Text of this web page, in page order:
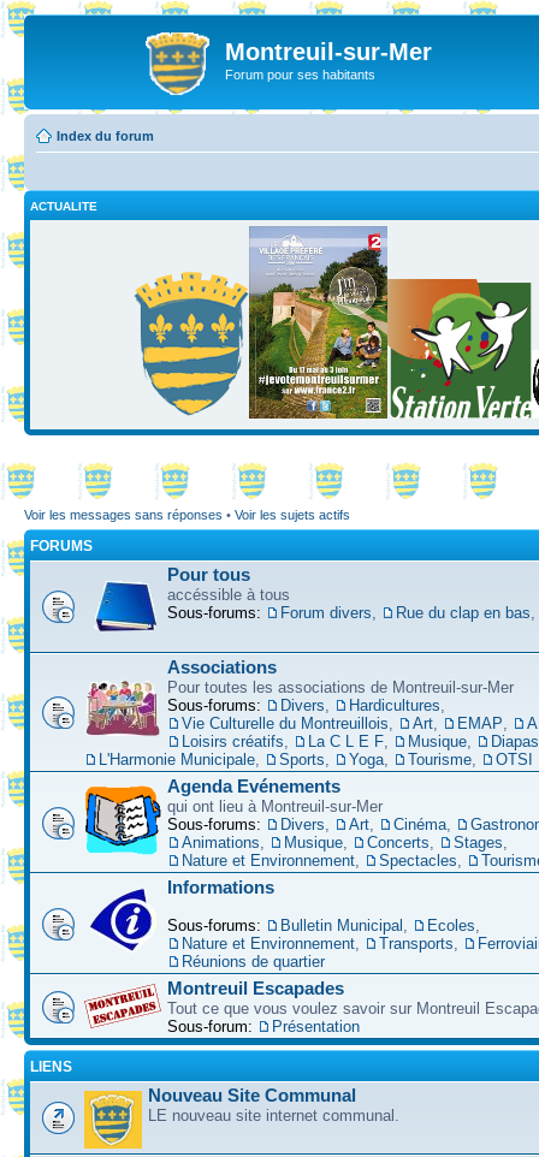
Montreuil-sur-Mer
Forum pour ses habitants
Index du forum
ACTUALITE
Voir les messages sans réponses • Voir les sujets actifs
FORUMS
Pour tous
accéssible à tous
Sous-forums:
Forum divers, Rue du clap en bas,
Associations
Pour toutes les associations de Montreuil-sur-Mer
Sous-forums:
Divers, Hardicultures,
Vie Culturelle du Montreuillois, Art, EMAP,
Loisirs créatifs, La C L E F, Musique,
L'Harmonie Municipale, Sports, Yoga, Tourisme, OTSI
Agenda Evénements
qui ont lieu à Montreuil-sur-Mer
Sous-forums:
Divers, Art, Cinéma,
Animations, Musique, Concerts, Stages,
Nature et Environnement, Spectacles,
Informations
Sous-forums: Bulletin Municipal , Ecoles,
Nature et Environnement, Transports,
Réunions de quartier
Montreuil Escapades
Tout ce que vous voulez savoir sur Montreuil
Sous-forum:
Présentation
LIENS
Nouveau Site Communal
LE nouveau site internet communal.